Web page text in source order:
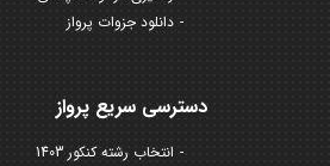
دانلود جزوات پرواز
دسترسی سریع پرواز
انتخاب رشته کنکور 1403